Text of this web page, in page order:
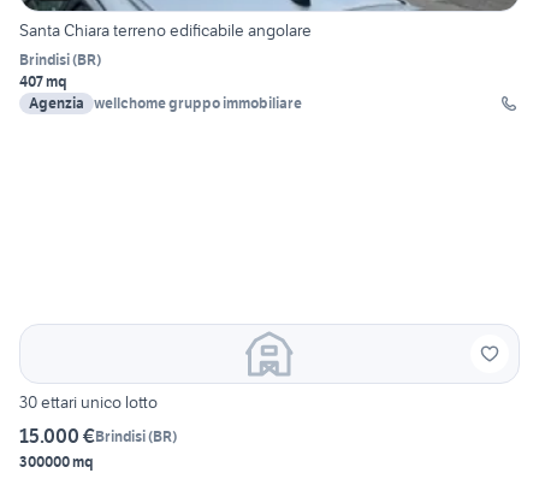
Santa Chiara terreno edificabile angolare
Brindisi(BR)
407 mq
Agenzia wellchome gruppo immobiliare
30 ettari unico lotto
15.000 €Brindisi(BR)
300000 mq